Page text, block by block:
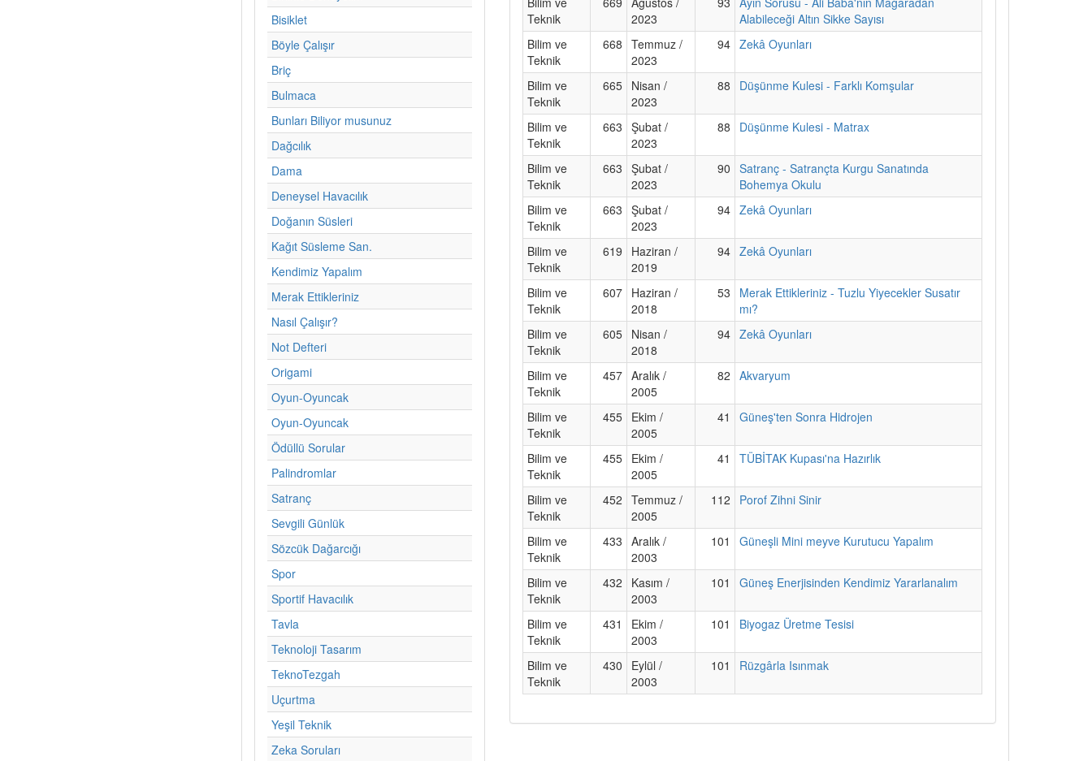
Bisiklet
Böyle Çalışır
Briç
Bulmaca
Bunları Biliyor musunuz
Dağcılık
Dama
Deneysel Havacılık
Doğanın Süsleri
Kağıt Süsleme San.
Kendimiz Yapalım
Merak Ettikleriniz
Nasıl Çalışır?
Not Defteri
Origami
Oyun-Oyuncak
Oyun-Oyuncak
Ödüllü Sorular
Palindromlar
Satranç
Sevgili Günlük
Sözcük Dağarcığı
Spor
Sportif Havacılık
Tavla
Teknoloji Tasarım
TeknoTezgah
Uçurtma
Yeşil Teknik
Zeka Soruları
Teknik
2023
Alabileceği Altın Sikke Sayısı
Bilim ve
Teknik
668
Temmuz /
2023
94 Zekâ Oyunları
Bilim ve
Teknik
665 Nisan /
2023
88 Düşünme Kulesi - Farklı Komşular
Bilim ve
Teknik
663
Şubat /
2023
88 Düşünme Kulesi - Matrax
Bilim ve
Teknik
663
Şubat /
2023
90
Satranç - Satrançta Kurgu Sanatında
Bohemya Okulu
Bilim ve
Teknik
663
Şubat /
2023
94 Zekâ Oyunları
Bilim ve
Teknik
619
Haziran /
2019
94 Zekâ Oyunları
Bilim ve
Teknik
607 Haziran /
2018
53
Merak Ettikleriniz - Tuzlu Yiyecekler Susatır
mı?
Bilim ve
Teknik
605 Nisan /
2018
94 Zekâ Oyunları
Bilim ve
Teknik
457 Aralık /
2005
82 Akvaryum
Bilim ve
Teknik
455 Ekim /
2005
41 Güneş'ten Sonra Hidrojen
Bilim ve
Teknik
455 Ekim /
2005
41 TÜBİTAK Kupası'na Hazırlık
Bilim ve
Teknik
452
Temmuz /
2005
112 Porof Zihni Sinir
Bilim ve
Teknik
433
Aralık /
2003
101 Güneşli Mini meyve Kurutucu Yapalım
Bilim ve
Teknik
432
Kasım /
2003
101 Güneş Enerjisinden Kendimiz Yararlanalım
Bilim ve
Teknik
431
Ekim /
2003
101 Biyogaz Üretme Tesisi
Bilim ve
Teknik
430
Eylül /
2003
101 Rüzgârla Isınmak